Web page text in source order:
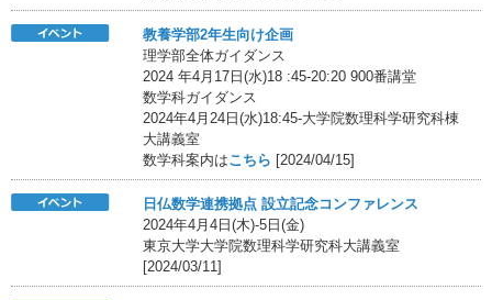
教養学部2年生向け企画
理学部全体ガイダンス
2024 年4月17日(水)18 :45-20:20 900番講堂
数学科ガイダンス
2024年4月24日(水)18:45-大学院数理科学研究科棟
大講義室
数学科案内はこちら [2024/04/15]
日仏数学連携拠点 設立記念コンファレンス
2024年4月4日(木)-5日(金)
東京大学大学院数理科学研究科大講義室
[2024/03/11]